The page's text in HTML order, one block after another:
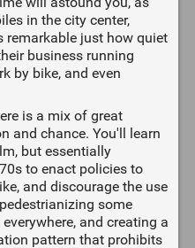
in the city center,
remarkable just how quiet
business running
by bike, and even
is a mix of great
and chance. You'll learn
but essentially
to enact policies to
and discourage the use
some
and creating a
pattern that prohibits